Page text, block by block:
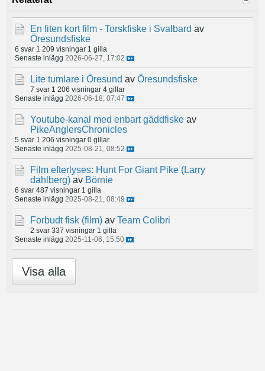
En liten kort film - Torskfiske i Svalbard av
Öresundsfiske
6 svar 1 209 visningar 1 gilla
Senaste inlägg 2026-06-27, 17:02
Lite tumlare i Öresund av Öresundsfiske
7 svar 1 206 visningar 4 gillar
Senaste inlägg 2026-06-18, 07:47
Youtube-kanal med enbart gäddfiske av
PikeAnglersChronicles
5 svar 1 206 visningar 0 gillar
Senaste inlägg 2025-08-21, 08:52
Film efterlyses: Hunt For Giant Pike (Larry
dahlberg) av Börnie
6 svar 487 visningar 1 gilla
Senaste inlägg 2025-08-21, 08:49
Forbudt fisk (film) av Team Colibri
2 svar 337 visningar 1 gilla
Senaste inlägg 2025-11-06, 15:50
Visa alla